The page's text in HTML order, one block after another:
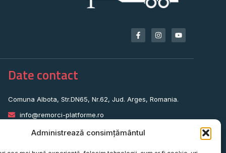
Administrează consimțământul
Date contact
Comuna Albota, Str.DN65, Nr.62, Jud. Arges, Romania.
info@remorci-platforme.ro
0786.720.706